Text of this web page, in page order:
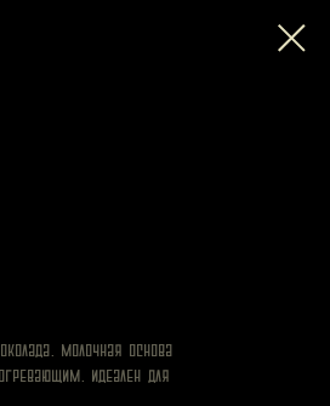
Молочная основа
Идеален для